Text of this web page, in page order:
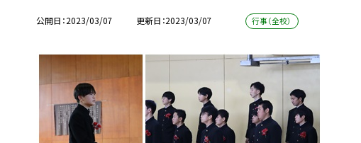
公開日 2023/03/07 更新日 2023/03/07 行事（全校）